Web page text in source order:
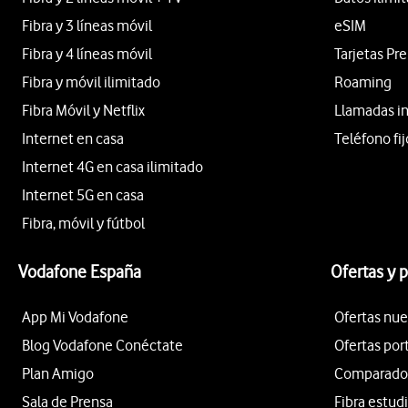
Fibra y 3 líneas móvil
Fibra y 4 líneas móvil
Fibra y móvil ilimitado
Fibra Móvil y Netflix
Internet en casa
Internet 4G en casa ilimitado
Internet 5G en casa
Fibra, móvil y fútbol
eSIM
Tarjetas
Roaming
Llamadas
Teléfono
Vodafone España
App Mi Vodafone
Blog Vodafone Conéctate
Plan Amigo
Sala de Prensa
Ofertas y
Ofertas
Ofertas
Fibra